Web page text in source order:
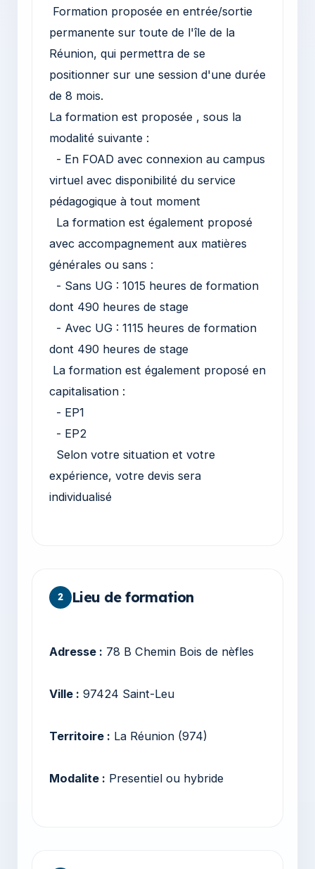
Formation proposée en entrée/sortie
permanente sur toute de l'île de la
Réunion, qui permettra de se
positionner sur une session d'une durée
de 8 mois.
La formation est proposée , sous la
modalité suivante :
- En FOAD avec connexion au campus
virtuel avec disponibilité du service
pédagogique à tout moment
La formation est également proposé
avec accompagnement aux matières
générales ou sans :
- Sans UG : 1015 heures de formation
dont 490 heures de stage
- Avec UG : 1115 heures de formation
dont 490 heures de stage
La formation est également proposé en
capitalisation :
- EP1
- EP2
Selon votre situation et votre
expérience, votre devis sera
individualisé
2 Lieu de formation
Adresse : 78 B Chemin Bois de nèfles
Ville : 97424 Saint-Leu
Territoire : La Réunion (974)
Modalite : Presentiel ou hybride